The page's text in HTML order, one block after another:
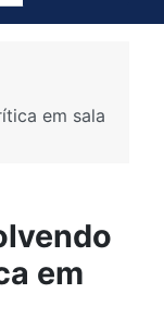
em sala
em